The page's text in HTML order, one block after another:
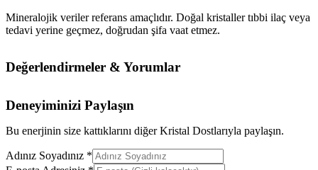
Mineralojik veriler referans amaçlıdır. Doğal kristaller tıbbi ilaç veya
tedavi yerine geçmez, doğrudan şifa vaat etmez.
Değerlendirmeler & Yorumlar
Deneyiminizi Paylaşın
Bu enerjinin size kattıklarını diğer Kristal Dostlarıyla paylaşın.
Adınız Soyadınız *